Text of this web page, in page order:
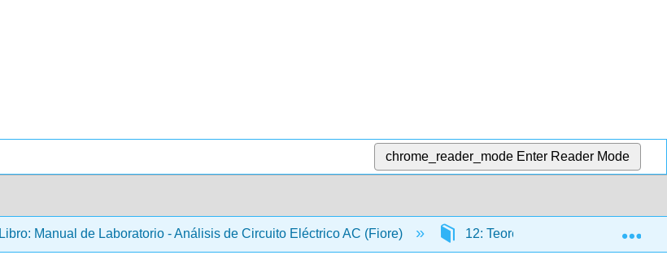
chrome_reader_mode Enter Reader Mode
Libro: Manual de Laboratorio - Análisis de Circuito Eléctrico AC (Fiore) 12: Teorema de superposición AC